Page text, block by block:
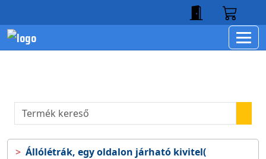
Állólétrák, egy oldalon járható kivitel(